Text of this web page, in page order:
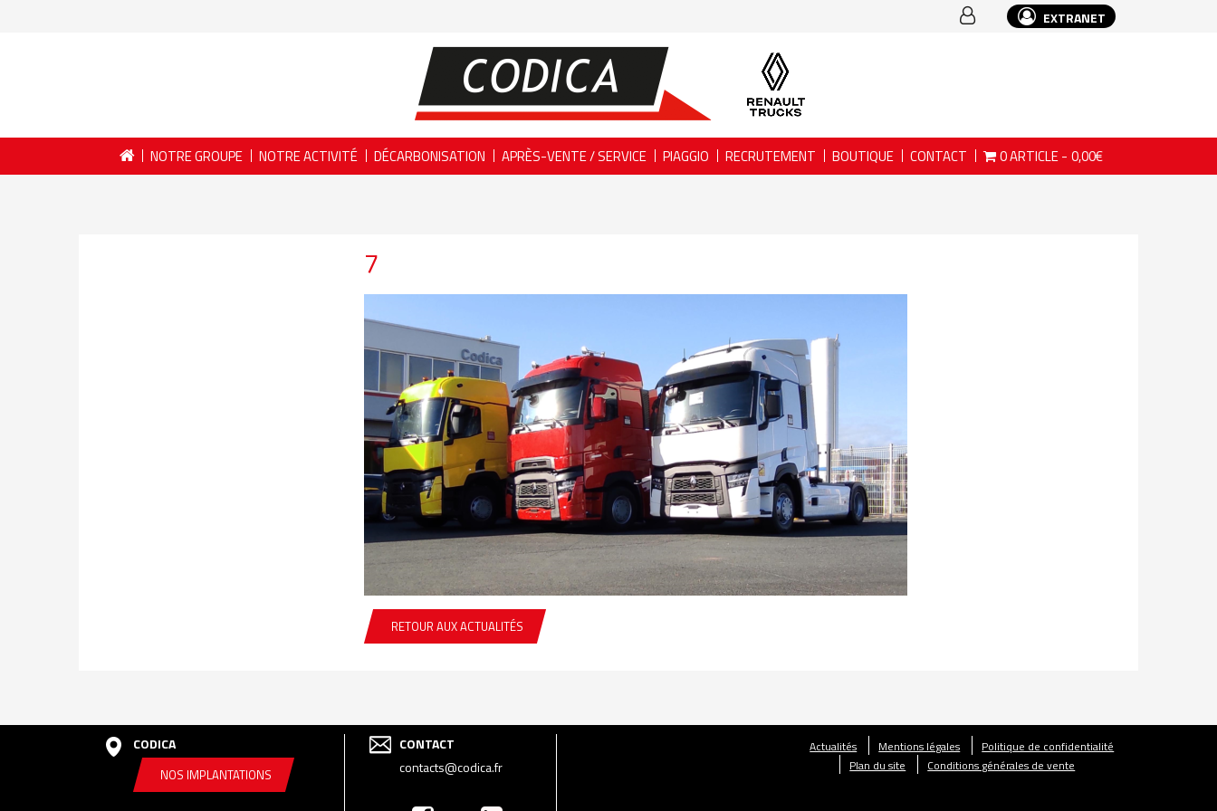
EXTRANET
NOTRE GROUPE NOTRE ACTIVITÉ DÉCARBONISATION APRÈS-VENTE / SERVICE PIAGGIO RECRUTEMENT BOUTIQUE CONTACT 0 ARTICLE 0,00€
7
RETOUR AUX ACTUALITÉS
CODICA
NOS IMPLANTATIONS
CONTACT
contacts@codica.fr
Actualités Mentions légales
Politique de confidentialité
Plan du site
Conditions générales de vente